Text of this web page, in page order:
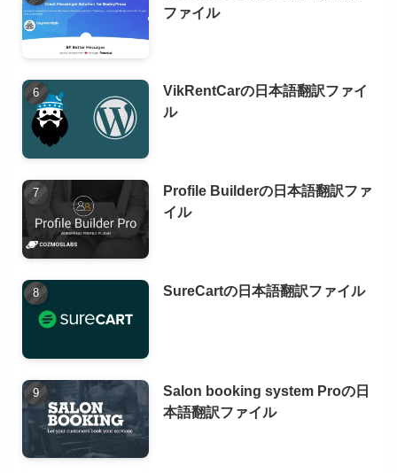
ファイル
VikRentCarの日本語翻訳ファイ
ル
Profile Builderの日本語翻訳ファ
イル
SureCartの日本語翻訳ファイル
Salon booking system Proの日
本語翻訳ファイル